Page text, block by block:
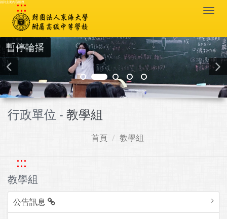
跳到主要內容區塊
:::
暫停輪播
行政單位 - 教學組
首頁 教學組
:::
教學組
公告訊息